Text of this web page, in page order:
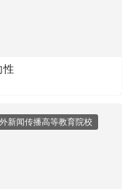
性
新闻传播高等教育院校